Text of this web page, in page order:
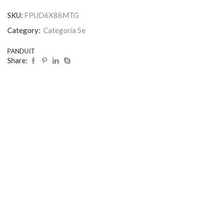
SKU: FPUD6X88MTG
Category: Categoría 5e
PANDUIT
Share: